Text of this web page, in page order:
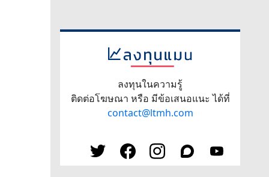
ลงทุนในความรู้
ติดต่อโฆษณา หรือ มีข้อเสนอแนะ ได้ที่
contact@ltmh.com